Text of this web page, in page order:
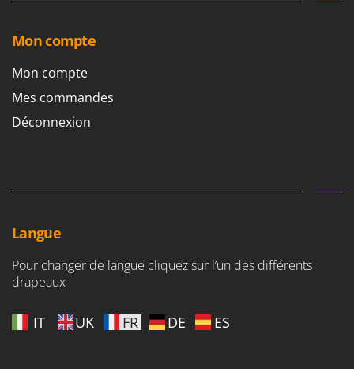
Mon compte
Mon compte
Mes commandes
Déconnexion
Langue
Pour changer de langue cliquez sur l’un des différents
drapeaux
IT UK FR DE ES